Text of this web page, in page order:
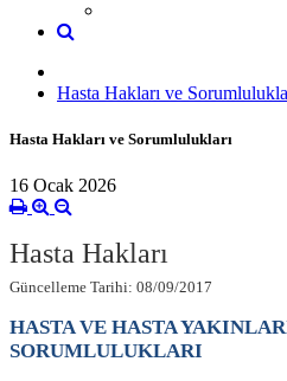
Hasta Hakları ve
Hasta Hakları ve Sorumlulukları
16 Ocak 2026
Hasta Hakları
Güncelleme Tarihi: 08/09/2017
HASTA VE HASTA
SORUMLULUKLARI